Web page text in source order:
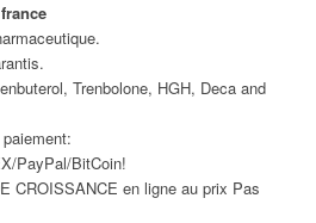
Trenbolone, HGH, Deca and
PayPal/BitCoin!
CROISSANCE en ligne au prix Pas